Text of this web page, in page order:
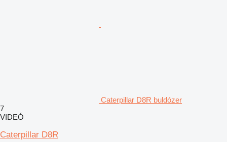
Caterpillar D8R buldózer
7
VIDEÓ
Caterpillar D8R